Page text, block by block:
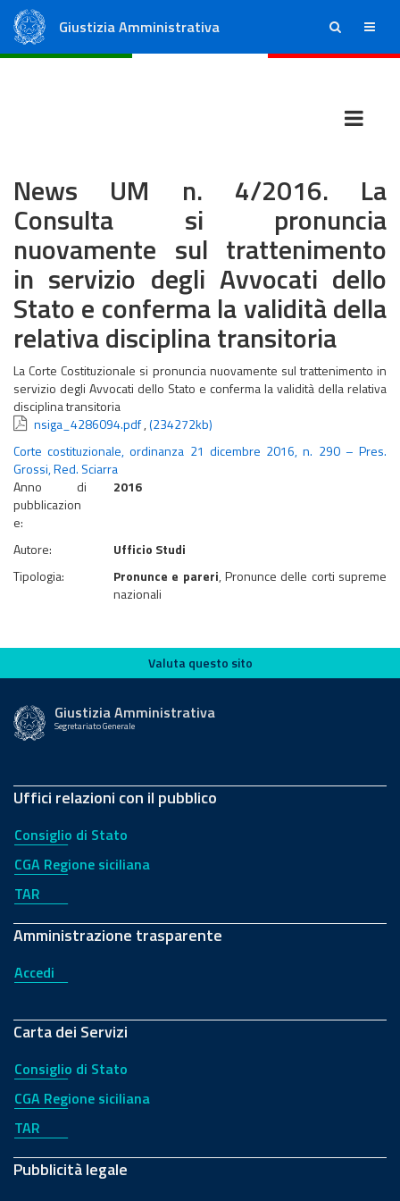
Giustizia Amministrativa ricerca menu
News UM n. 4/2016. La
Consulta si pronuncia
nuovamente sul trattenimento
in servizio degli Avvocati dello
Stato e conferma la validità della
relativa disciplina transitoria
La Corte Costituzionale si pronuncia nuovamente sul trattenimento in
servizio degli Avvocati dello Stato e conferma la validità della relativa
disciplina transitoria
nsiga_4286094.pdf,(234272kb)
Corte costituzionale, ordinanza 21 dicembre 2016, n. 290 – Pres.
Grossi, Red. Sciarra
Anno di
pubblicazion
e:
2016
Autore:
Ufficio Studi
Tipologia:
Pronunce e pareri, Pronunce delle corti supreme
nazionali
Valuta questo sito
Valuta questo sito
Giustizia Amministrativa
Segretariato Generale
Uffici relazioni con il pubblico
Consiglio di Stato
CGA Regione siciliana
TAR
Amministrazione trasparente
Accedi
Carta dei Servizi
Consiglio di Stato
CGA Regione siciliana
TAR
Pubblicità legale